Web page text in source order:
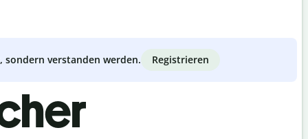
verstanden werden. Registrieren